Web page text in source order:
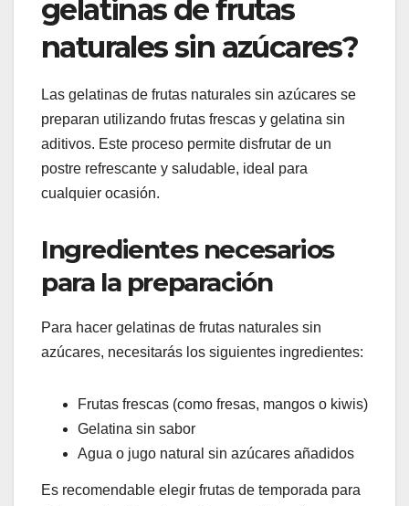
gelatinas de frutas
naturales sin azúcares?
Las gelatinas de frutas naturales sin azúcares se
preparan utilizando frutas frescas y gelatina sin
aditivos. Este proceso permite disfrutar de un
postre refrescante y saludable, ideal para
cualquier ocasión.
Ingredientes necesarios
para la preparación
Para hacer gelatinas de frutas naturales sin
azúcares, necesitarás los siguientes ingredientes:
Frutas frescas (como fresas, mangos o kiwis)
Gelatina sin sabor
Agua o jugo natural sin azúcares añadidos
Es recomendable elegir frutas de temporada para